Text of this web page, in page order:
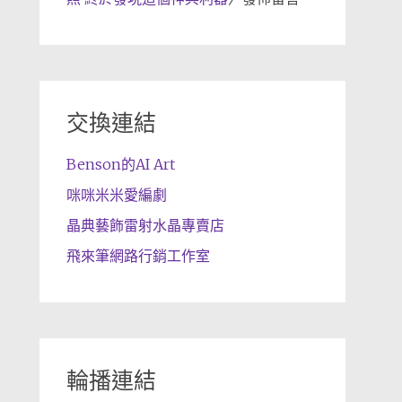
交換連結
Benson的AI Art
咪咪米米愛編劇
晶典藝飾雷射水晶專賣店
飛來筆網路行銷工作室
輪播連結